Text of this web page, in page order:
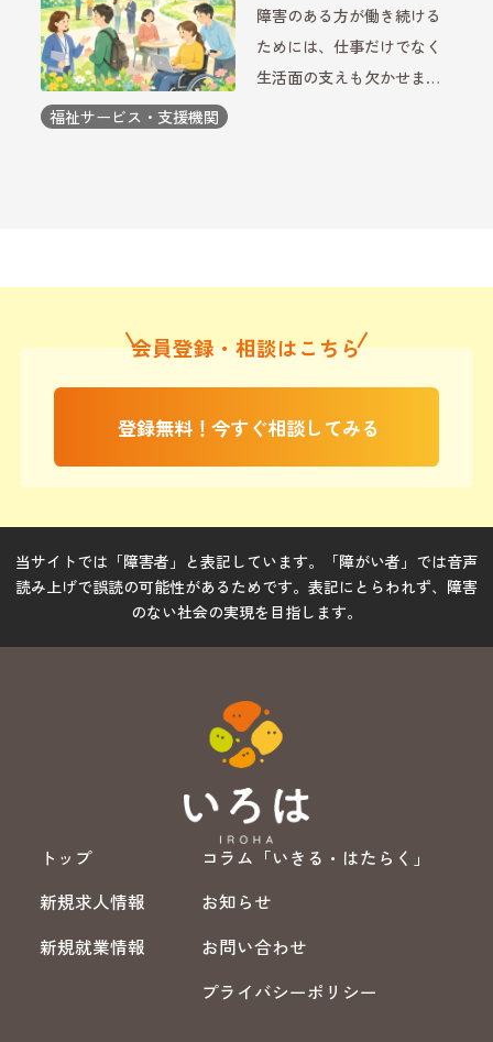
だけで […]
福祉サービス・支援機関
障害のある方が働き続ける
ためには、仕事だけでなく
生活面の支えも欠かせませ
いま […]
会員登録・相談はこちら
登録無料！今すぐ相談してみる
当サイトでは「障害者」と表記しています。「障がい者」では音声
読み上げで誤読の可能性があるためです。表記にとらわれず、障害
のない社会の実現を目指します。
トップ
新規求人情報
新規就業情報
コラム「いきる・はたらく」
お知らせ
お問い合わせ
プライバシーポリシー